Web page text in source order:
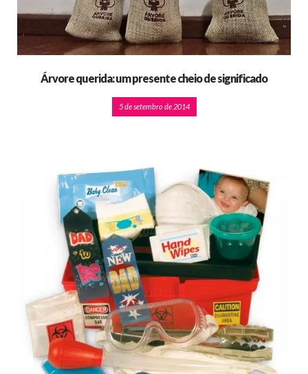
Árvore querida: um presente cheio de significado
5 de setembro de 2014